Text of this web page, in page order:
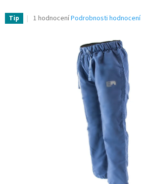
Tip
Průměrné
1 hodnoceníPodrobnosti hodnocení